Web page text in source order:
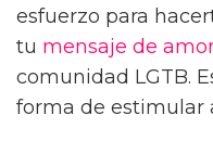
esfuerzo para
tu mensaje de
comunidad LGTB.
forma de estimular